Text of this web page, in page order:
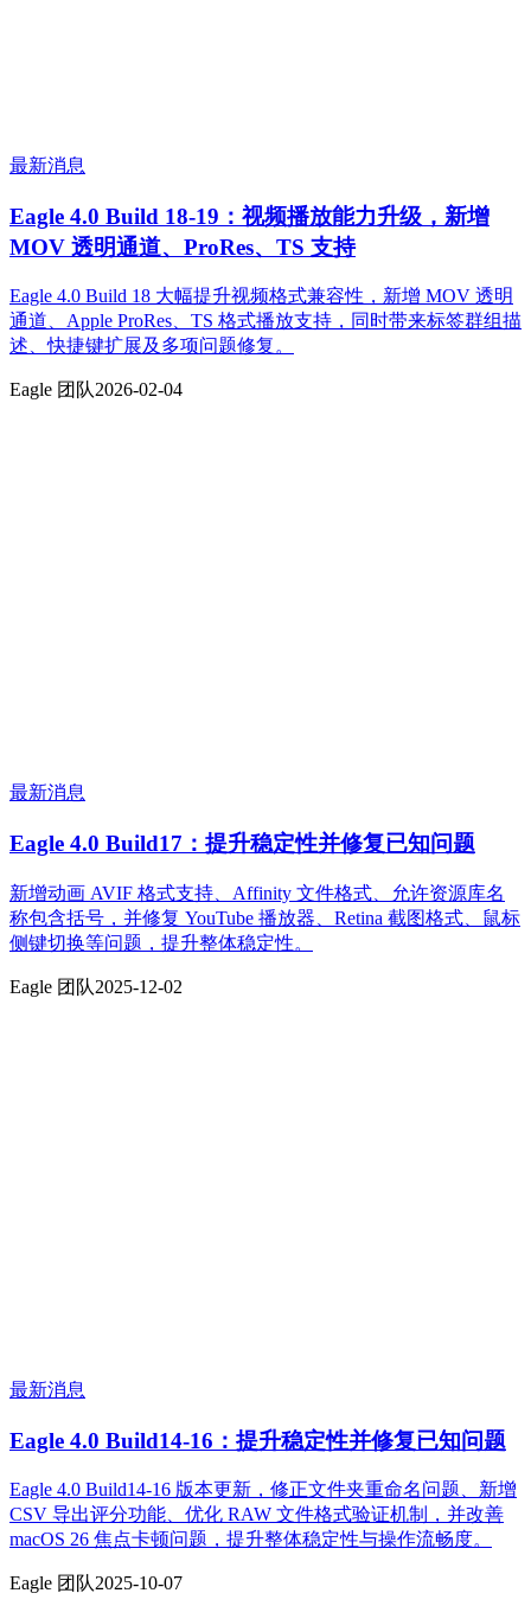
最新消息
Eagle 4.0 Build 18-19：视频播放能力升级，新增
MOV 透明通道、ProRes、TS 支持
Eagle 4.0 Build 18 大幅提升视频格式兼容性，新增 MOV 透明
通道、Apple ProRes、TS 格式播放支持，同时带来标签群组描
述、快捷键扩展及多项问题修复。
Eagle 团队2026-02-04
最新消息
Eagle 4.0 Build17：提升稳定性并修复已知问题
新增动画 AVIF 格式支持、Affinity 文件格式、允许资源库名
称包含括号，并修复 YouTube 播放器、Retina 截图格式、鼠标
侧键切换等问题，提升整体稳定性。
Eagle 团队2025-12-02
最新消息
Eagle 4.0 Build14-16：提升稳定性并修复已知问题
Eagle 4.0 Build14-16 版本更新，修正文件夹重命名问题、新增
CSV 导出评分功能、优化 RAW 文件格式验证机制，并改善
macOS 26 焦点卡顿问题，提升整体稳定性与操作流畅度。
Eagle 团队2025-10-07